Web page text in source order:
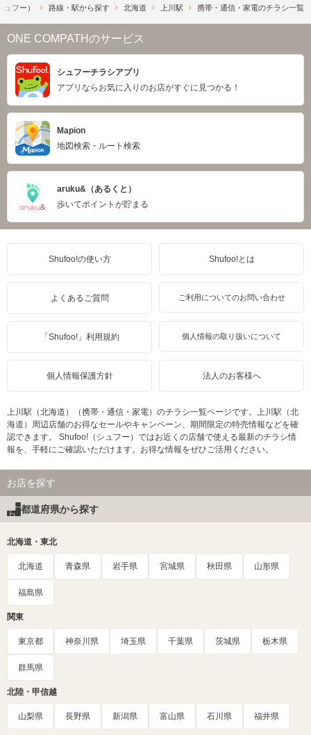
フー） 路線・駅から探す 北海道 上川駅 携帯・通信・家電のチラシ一覧
ONE COMPATHのサービス
シュフーチラシアプリ
アプリならお気に入りのお店がすぐに見つかる！
Mapion
地図検索・ルート検索
aruku&（あるくと）
歩いてポイントが貯まる
Shufoo!の使い方 Shufoo!とは
よくあるご質問 ご利用についてのお問い合わせ
「Shufoo!」利用規約 個人情報の取り扱いについて
個人情報保護方針 法人のお客様へ
上川駅（北海道）（携帯・通信・家電）のチラシ一覧ページです。上川駅（北
海道）周辺店舗のお得なセールやキャンペーン、期間限定の特売情報などを確
認できます。 Shufoo!（シュフー）ではお近くの店舗で使える最新のチラシ情
報を、手軽にご確認いただけます。お得な情報をぜひご活用ください。
お店を探す
都道府県から探す
北海道・東北
北海道 青森県 岩手県 宮城県 秋田県 山形県
福島県
関東
東京都 神奈川県 埼玉県 千葉県 茨城県 栃木県
群馬県
北陸・甲信越
山梨県 長野県 新潟県 富山県 石川県 福井県